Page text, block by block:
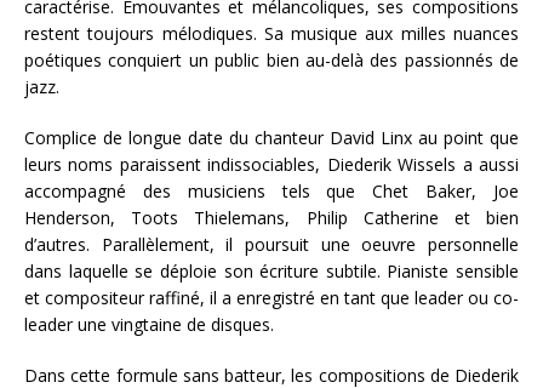
caractérise. Émouvantes et mélancoliques, ses compositions
restent toujours mélodiques. Sa musique aux milles nuances
poétiques conquiert un public bien au-delà des passionnés de
jazz.
Complice de longue date du chanteur David Linx au point que
leurs noms paraissent indissociables, Diederik Wissels a aussi
accompagné des musiciens tels que Chet Baker, Joe
Henderson, Toots Thielemans, Philip Catherine et bien
d’autres. Parallèlement, il poursuit une oeuvre personnelle
dans laquelle se déploie son écriture subtile. Pianiste sensible
et compositeur raffiné, il a enregistré en tant que leader ou co-
leader une vingtaine de disques.
Dans cette formule sans batteur, les compositions de Diederik